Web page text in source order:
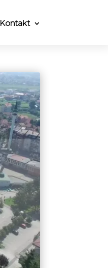
Kontakt